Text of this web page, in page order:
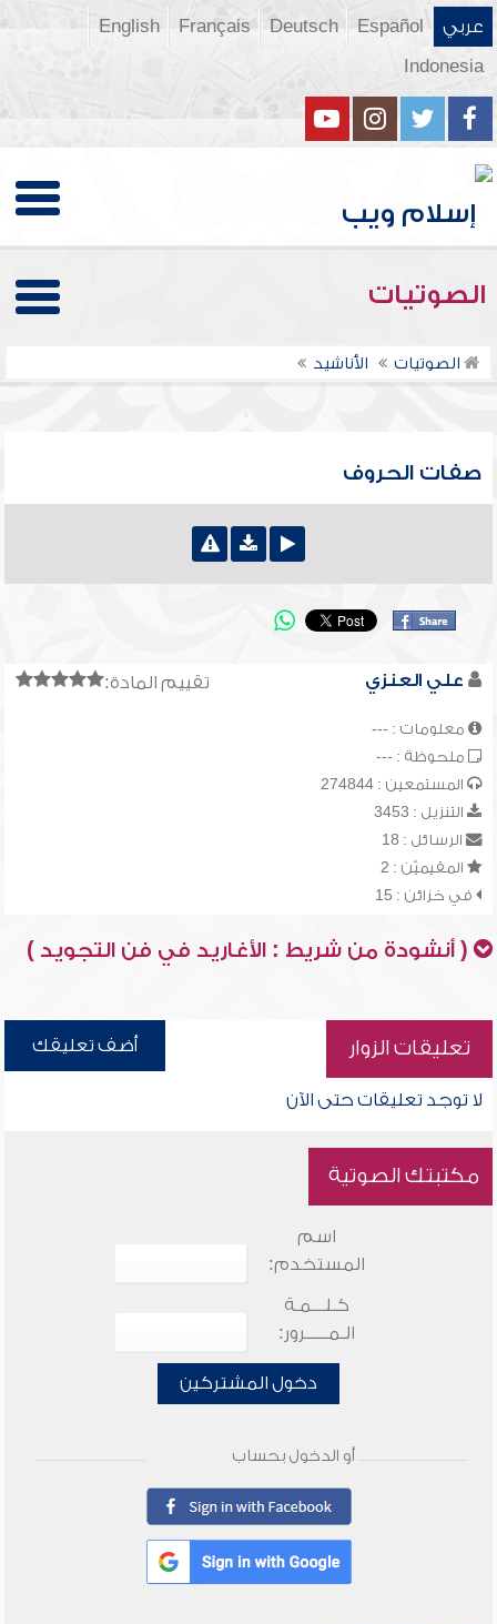
عربي Español
Deutsch
Français
English
Indonesia
الصوتيات
الصوتيات الأناشيد
صفات الحروف
تقييم المادة: علي العنزي
معلومات : ---
ملحوظة : ---
المستمعين : 274844
التنزيل : 3453
الرسائل : 18
المقيميّن : 2
في خزائن : 15
( أنشودة من شريط : الأغاريد في فن التجويد )
تعليقات الزوار أضف تعليقك
لا توجد تعليقات حتى الآن
مكتبتك الصوتية
اسم
المستخدم:
كـلـــمـة
الـمـــــرور:
دخول المشتركين
أو الدخول بحساب